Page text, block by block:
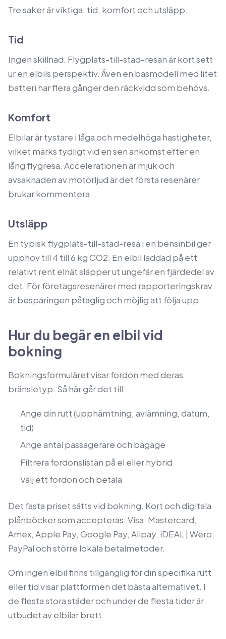
Tre saker är viktiga: tid, komfort och utsläpp.
Tid
Ingen skillnad. Flygplats-till-stad-resan är kort sett
ur en elbils perspektiv. Även en basmodell med litet
batteri har flera gånger den räckvidd som behövs.
Komfort
Elbilar är tystare i låga och medelhöga hastigheter,
vilket märks tydligt vid en sen ankomst efter en
lång flygresa. Accelerationen är mjuk och
avsaknaden av motorljud är det första resenärer
brukar kommentera.
Utsläpp
En typisk flygplats-till-stad-resa i en bensinbil ger
upphov till 4 till 6 kg CO2. En elbil laddad på ett
relativt rent elnät släpper ut ungefär en fjärdedel av
det. För företagsresenärer med rapporteringskrav
är besparingen påtaglig och möjlig att följa upp.
Hur du begär en elbil vid
bokning
Bokningsformuläret visar fordon med deras
bränsletyp. Så här går det till:
Ange din rutt (upphämtning, avlämning, datum,
tid)
Ange antal passagerare och bagage
Filtrera fordonslistän på el eller hybrid
Välj ett fordon och betala
Det fasta priset sätts vid bokning. Kort och digitala
plånböcker som accepteras: Visa, Mastercard,
Amex, Apple Pay, Google Pay, Alipay, iDEAL | Wero,
PayPal och större lokala betalmetoder.
Om ingen elbil finns tillgänglig för din specifika rutt
eller tid visar plattformen det bästa alternativet. I
de flesta stora städer och under de flesta tider är
utbudet av elbilar brett.